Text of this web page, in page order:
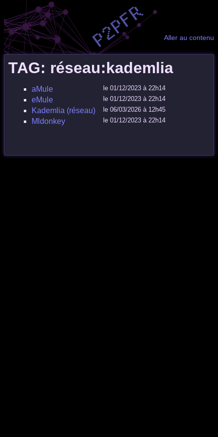
Aller au contenu
TAG: réseau:kademlia
aMule le 01/12/2023 à 22h14
eMule le 01/12/2023 à 22h14
Kademlia (réseau) le 06/03/2026 à 12h45
Mldonkey le 01/12/2023 à 22h14